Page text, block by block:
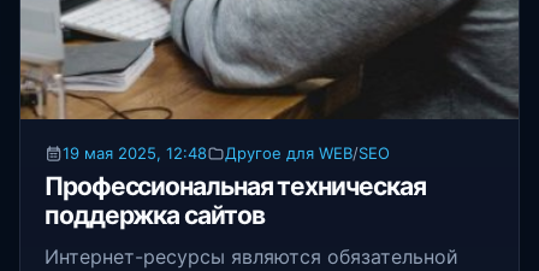
19 мая 2025, 12:48 Другое для WEB/SEO
Профессиональная техническая
поддержка сайтов
Интернет-ресурсы являются обязательной